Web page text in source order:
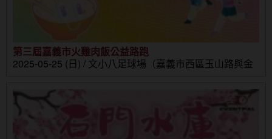
第三屆嘉義市火雞肉飯公益路跑
2025-05-25 (日) / 文小八足球場（嘉義市西區玉山路與金